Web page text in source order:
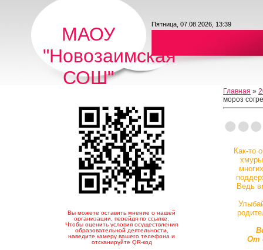
МАОУ
"Новозаимская
СОШ"
Пятница, 07.08.2026, 13:39
Вы можете оставить мнение о нашей
организации, перейдя по ссылке.
Чтобы оценить условия осуществления
образовательной деятельности,
наведите камеру вашего телефона и
отсканируйте QR-код
Главная »
мороз
Как-то
Ведь
От